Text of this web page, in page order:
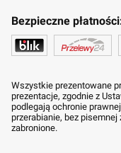
Bezpieczne
Wszystkie prezentowane
prezentacje, zgodnie z
podlegają ochronie
przerabianie, bez
zabronione.